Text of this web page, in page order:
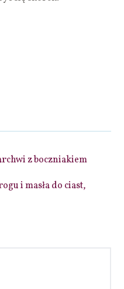
z boczniakiem
i masła do ciast,